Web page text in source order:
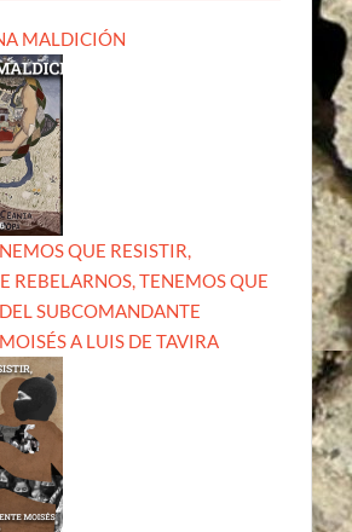
MALDICIÓN
QUE RESISTIR,
REBELARNOS, TENEMOS QUE
SUBCOMANDANTE
A LUIS DE TAVIRA